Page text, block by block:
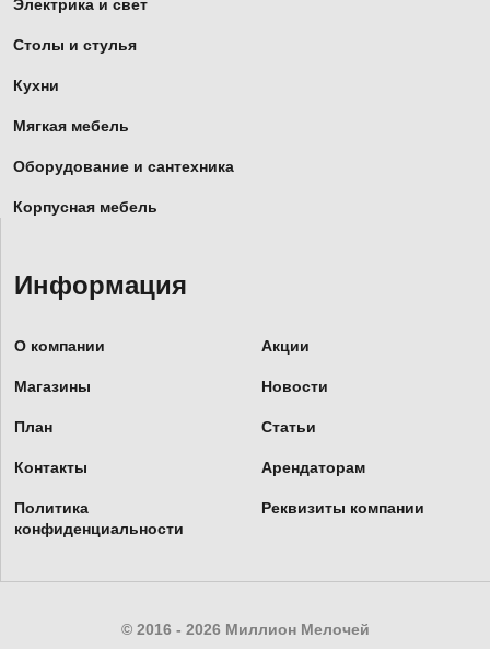
Электрика и свет
Столы и стулья
Кухни
Мягкая мебель
Оборудование и сантехника
Корпусная мебель
Информация
О компании Акции
Магазины Новости
План Статьи
Контакты Арендаторам
Политика
конфиденциальности
Реквизиты компании
© 2016 - 2026 Миллион Мелочей